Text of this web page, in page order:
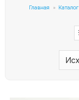
Главная » Каталог